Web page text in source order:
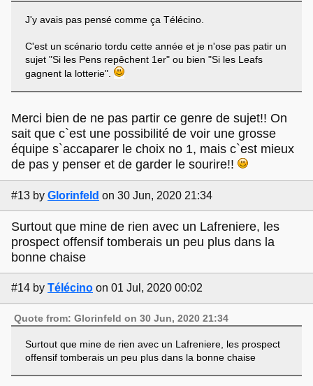
J'y avais pas pensé comme ça Télécino.
C'est un scénario tordu cette année et je n'ose pas patir un
sujet "Si les Pens repêchent 1er" ou bien "Si les Leafs
gagnent la lotterie".
Merci bien de ne pas partir ce genre de sujet!! On
sait que c`est une possibilité de voir une grosse
équipe s`accaparer le choix no 1, mais c`est mieux
de pas y penser et de garder le sourire!!
#13 by Glorinfeld on 30 Jun, 2020 21:34
Surtout que mine de rien avec un Lafreniere, les
prospect offensif tomberais un peu plus dans la
bonne chaise
#14 by Télécino on 01 Jul, 2020 00:02
Quote from: Glorinfeld on 30 Jun, 2020 21:34
Surtout que mine de rien avec un Lafreniere, les prospect
offensif tomberais un peu plus dans la bonne chaise